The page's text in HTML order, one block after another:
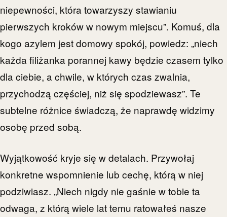
niepewności, która towarzyszy stawianiu
pierwszych kroków w nowym miejscu”. Komuś, dla
kogo azylem jest domowy spokój, powiedz: „niech
każda filiżanka porannej kawy będzie czasem tylko
dla ciebie, a chwile, w których czas zwalnia,
przychodzą częściej, niż się spodziewasz”. Te
subtelne różnice świadczą, że naprawdę widzimy
osobę przed sobą.
Wyjątkowość kryje się w detalach. Przywołaj
konkretne wspomnienie lub cechę, którą w niej
podziwiasz. „Niech nigdy nie gaśnie w tobie ta
odwaga, z którą wiele lat temu ratowałeś nasze